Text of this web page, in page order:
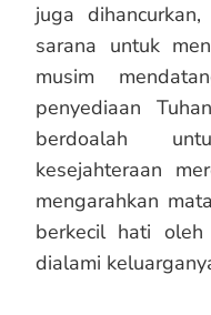
juga
sarana untuk
musim
penyediaan
berdoalah
kesejahteraan
mengarahkan
berkecil hati
dialami